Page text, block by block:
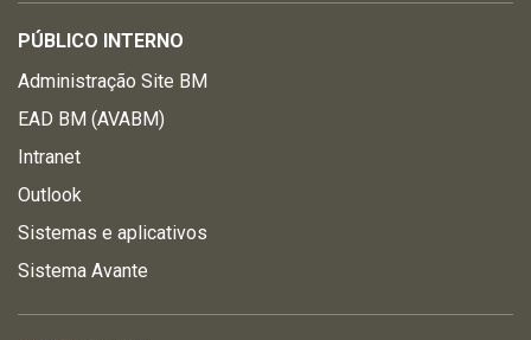
PÚBLICO INTERNO
Administração Site BM
EAD BM (AVABM)
Intranet
Outlook
Sistemas e aplicativos
Sistema Avante